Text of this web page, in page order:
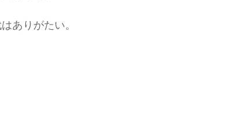
ありがたい。